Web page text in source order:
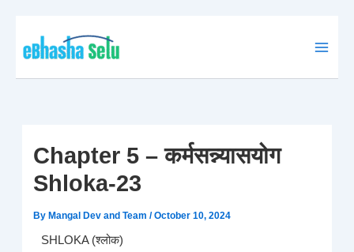
content
Chapter 5 – कर्मसन्न्यासयोग
Shloka-23
By Mangal Dev and Team/October 10, 2024
SHLOKA (श्लोक)